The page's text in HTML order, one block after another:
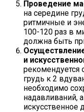
Проведение
на середине
ритмичные и
100-120 раз в
должна быть
и
рекомендуется
грудь к 2
необходимо
надавливаний,
искусственное